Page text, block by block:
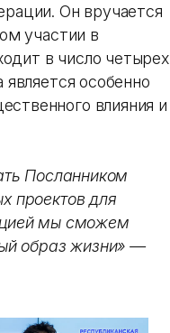
Он вручается
участии в
в число четырех
особенно
влияния и
Посланником
проектов для
мы сможем
образ жизни» —